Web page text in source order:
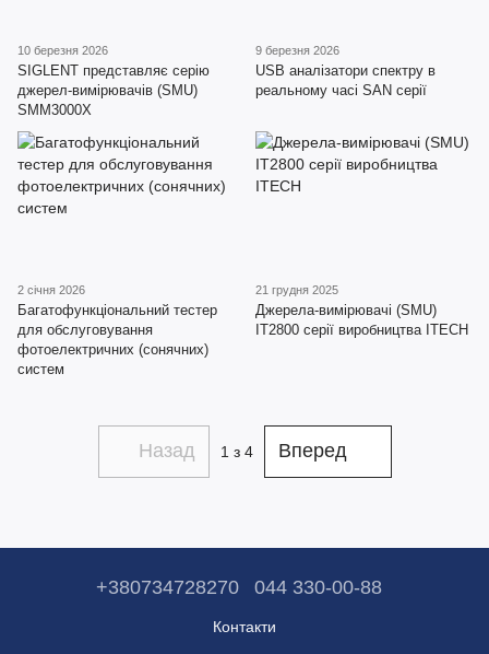
10 березня 2026
SIGLENT представляє серію
джерел-вимірювачів (SMU)
SMM3000X
9 березня 2026
USB аналізатори спектру в
реальному часі SAN серії
2 січня 2026
Багатофункціональний тестер
для обслуговування
фотоелектричних (сонячних)
систем
21 грудня 2025
Джерела-вимірювачі (SMU)
IT2800 серії виробництва ITECH
Назад 1 з 4 Вперед
+380734728270 044 330-00-88
Контакти